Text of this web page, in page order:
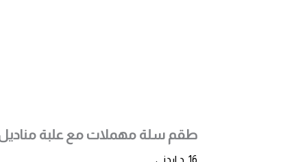
طقم سلة مهملات مع علبة
16 د.اردني